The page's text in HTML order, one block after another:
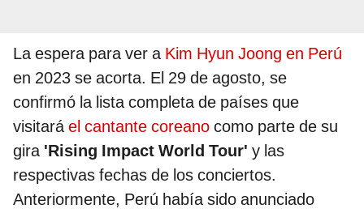
La espera para ver a Kim Hyun Joong en Perú
en 2023 se acorta. El 29 de agosto, se
confirmó la lista completa de países que
visitaráel cantante coreano como parte de su
gira 'Rising Impact World Tour' y las
respectivas fechas de los conciertos.
Anteriormente, Perú había sido anunciado